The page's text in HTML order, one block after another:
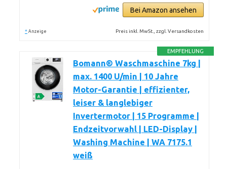
Bei Amazon ansehen
* Anzeige Preis inkl. MwSt., zzgl. Versandkosten
EMPFEHLUNG
Bomann® Waschmaschine 7kg |
max. 1400 U/min | 10 Jahre
Motor-Garantie | effizienter,
leiser & langlebiger
Invertermotor | 15 Programme |
Endzeitvorwahl | LED-Display |
Washing Machine | WA 7175.1
weiß